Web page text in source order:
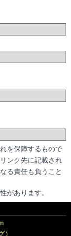
を保障するもので
ンク先に記載され
る責任も負うこと
があります。
）